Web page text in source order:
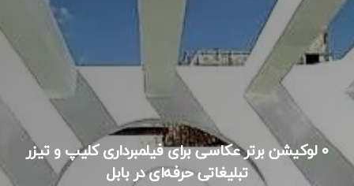
۰ لوکیشن برتر عکاسی برای فیلمبرداری کلیپ و تیزر
تبلیغاتی حرفه‌ای در بابل